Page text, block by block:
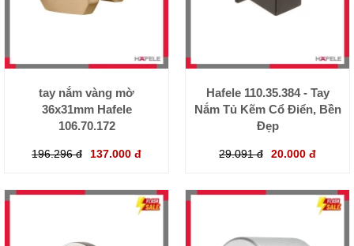
tay nắm vàng mờ
36x31mm Hafele
106.70.172
196.296 đ 137.000 đ
Hafele 110.35.384 - Tay
Nắm Tủ Kẽm Cổ Điển, Bền
Đẹp
29.091 đ 20.000 đ